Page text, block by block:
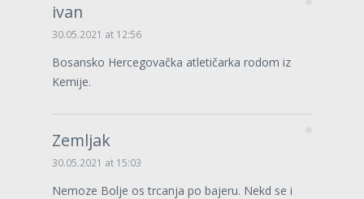
ivan
30.05.2021 at 12:56
Bosansko Hercegovačka atletičarka rodom iz
Kemije.
Zemljak
30.05.2021 at 15:03
Nemoze Bolje os trcanja po bajeru. Nekd se i